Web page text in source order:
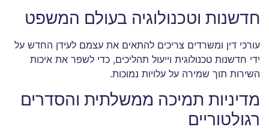
חדשנות וטכנולוגיה בעולם המשפט
עורכי דין ומשרדים צריכים להתאים את עצמם לעידן החדש על
ידי חדשנות טכנולוגית וייעול תהליכים, כדי לשפר את איכות
השירות תוך שמירה על עלויות נמוכות.
מדיניות תמיכה ממשלתית והסדרים
רגולטוריים